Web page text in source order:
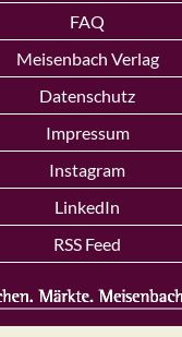
FAQ
Meisenbach Verlag
Datenschutz
Impressum
Instagram
LinkedIn
RSS Feed